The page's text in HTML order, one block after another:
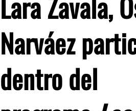
Lara Zavala,
Narváez
dentro del